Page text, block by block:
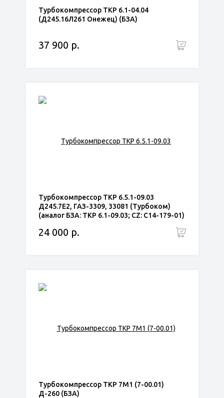
Турбокомпрессор ТКР 6.1-04.04
(Д245.16Л261 Онежец) (БЗА)
37 900 р.
Турбокомпрессор ТКР 6.5.1-09.03
Д245.7Е2, ГАЗ-3309, 33081 (Турбоком)
(аналог БЗА: ТКР 6.1-09.03; CZ: С14-179-01)
24 000 р.
Турбокомпрессор ТКР 7М1 (7-00.01)
Д-260 (БЗА)